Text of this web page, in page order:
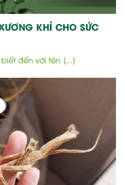
KHỈ CHO SỨC
đến với tên [...]